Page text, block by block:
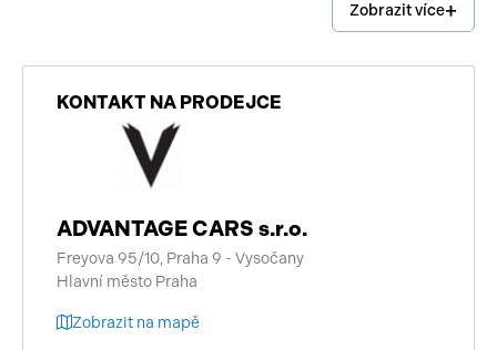
sportovní sedadla
panoramatická střecha
sportovní podvozek
čtyřzónová klimatizace
regulace tuhosti podvozku
regulace výšky podvozku
Zobrazit více
KONTAKT NA PRODEJCE
ADVANTAGE CARS s.r.o.
Freyova 95/10, Praha 9 - Vysočany
Hlavní město Praha
Zobrazit na mapě